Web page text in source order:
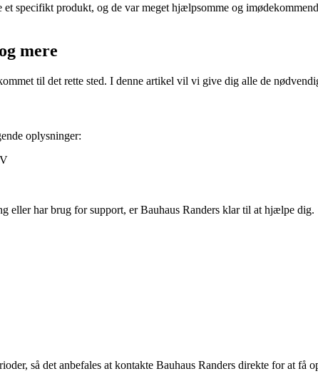
et specifikt produkt, og de var meget hjælpsomme og
mere
til det rette sted. I denne artikel vil vi give dig alle de
oplysninger:
eller har brug for support, er Bauhaus Randers klar til at hjælpe dig.
så det anbefales at kontakte Bauhaus Randers direkte for at få